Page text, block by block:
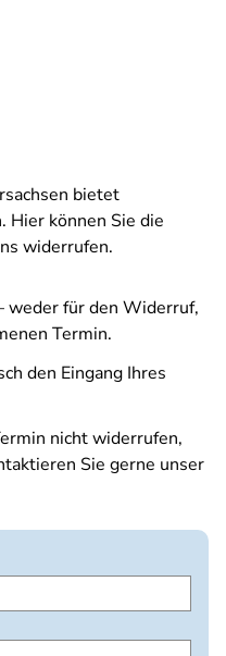
bietet
Hier können Sie die
widerrufen.
weder für den Widerruf,
Termin.
den Eingang Ihres
nicht widerrufen,
Sie gerne unser